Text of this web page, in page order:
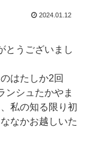
2024.01.12
とうございまし
はたしか2回
ンシュたかやま
私の知る限り初
なかお越しいた